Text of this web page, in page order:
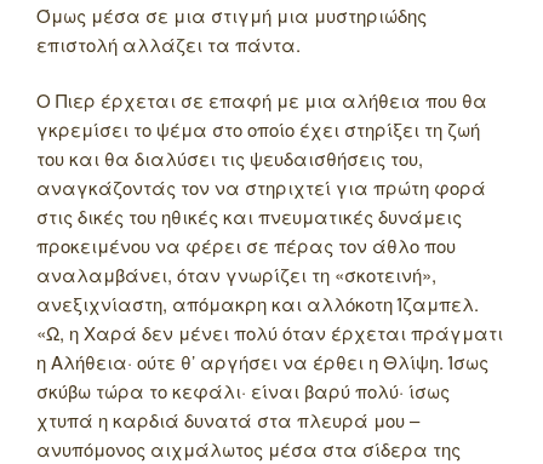
Όμως μέσα σε μια στιγμή μια μυστηριώδης
επιστολή αλλάζει τα πάντα.
Ο Πιερ έρχεται σε επαφή με μια αλήθεια που θα
γκρεμίσει το ψέμα στο οποίο έχει στηρίξει τη ζωή
του και θα διαλύσει τις ψευδαισθήσεις του,
αναγκάζοντάς τον να στηριχτεί για πρώτη φορά
στις δικές του ηθικές και πνευματικές δυνάμεις
προκειμένου να φέρει σε πέρας τον άθλο που
αναλαμβάνει, όταν γνωρίζει τη «σκοτεινή»,
ανεξιχνίαστη, απόμακρη και αλλόκοτη Ίζαμπελ.
«Ω, η Χαρά δεν μένει πολύ όταν έρχεται πράγματι
η Αλήθεια· ούτε θ’ αργήσει να έρθει η Θλίψη. Ίσως
σκύβω τώρα το κεφάλι· είναι βαρύ πολύ· ίσως
χτυπά η καρδιά δυνατά στα πλευρά μου –
ανυπόμονος αιχμάλωτος μέσα στα σίδερα της